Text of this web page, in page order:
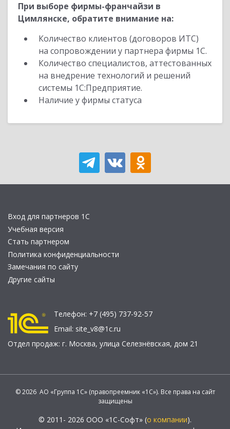
При выборе фирмы-франчайзи в
Цимлянске, обратите внимание на:
Количество клиентов (договоров ИТС)
на сопровождении у партнера фирмы 1С.
Количество специалистов, аттестованных
на внедрение технологий и решений
системы 1С:Предприятие.
Наличие у фирмы статуса
Вход для партнеров 1С
Учебная версия
Стать партнером
Политика конфиденциальности
Замечания по сайту
Другие сайты
Телефон: +7 (495) 737-92-57
Email: site_v8@1c.ru
Отдел продаж: г. Москва, улица Селезнёвская, дом 21
© 2026 АО «Группа 1С» (правопреемник «1С»). Все права на сайт
защищены
© 2011- 2026 ООО «1С-Софт» (о компании).